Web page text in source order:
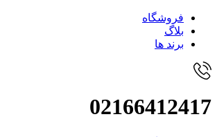
فروشگاه
بلاگ
برند ها
02166412417